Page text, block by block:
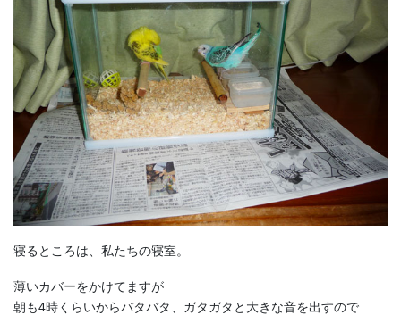
寝るところは、私たちの寝室。
薄いカバーをかけてますが
朝も4時くらいからバタバタ、ガタガタと大きな音を出すので